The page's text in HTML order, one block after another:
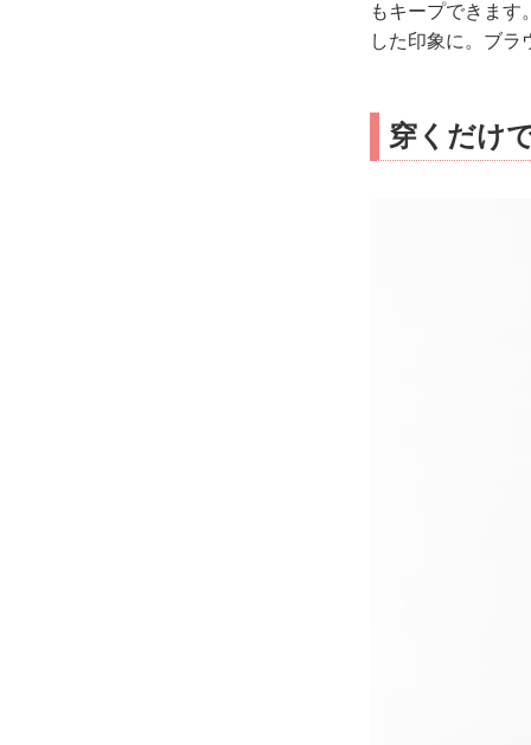
もキープできま
した印象に。ブラ
穿くだけ